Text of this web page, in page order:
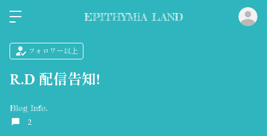
EPITHYMiA LAND
フォロワー以上
R.D 配信告知!
Blog Info.
2